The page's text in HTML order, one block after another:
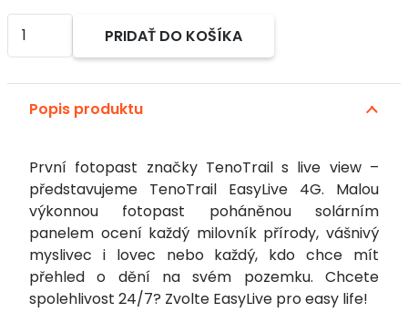
množstvo
Fotopast
EasyLive
PRIDAŤ DO KOŠÍKA
Alternative:
Popis produktu
První fotopast značky TenoTrail s live view –
představujeme TenoTrail EasyLive 4G. Malou
výkonnou fotopast poháněnou solárním
panelem ocení každý milovník přírody, vášnivý
myslivec i lovec nebo každý, kdo chce mít
přehled o dění na svém pozemku. Chcete
spolehlivost 24/7? Zvolte EasyLive pro easy life!